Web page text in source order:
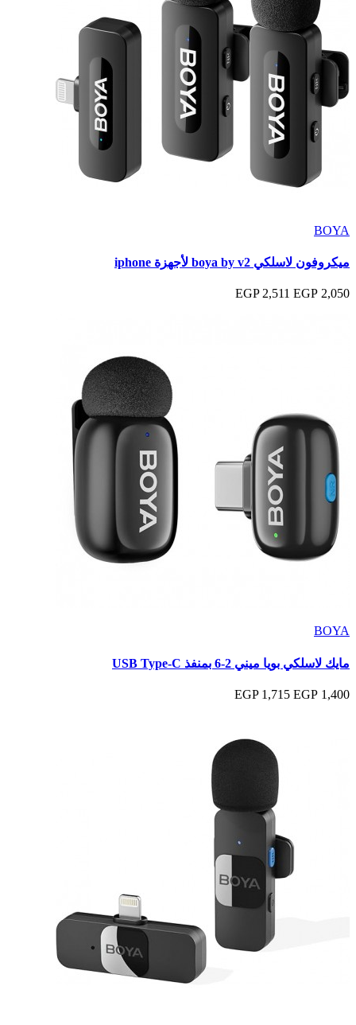
BOYA
ميكروفون لاسلكي boya by v2 لأجهزة iphone
2,050 EGP
2,511 EGP
BOYA
مايك لاسلكي بويا ميني 2-6 بمنفذ USB Type-C
1,400 EGP
1,715 EGP